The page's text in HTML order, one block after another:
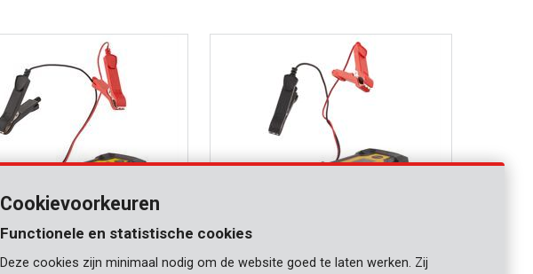
Cookievoorkeuren
Functionele en statistische cookies
Deze cookies zijn minimaal nodig om de website goed te laten werken. Zij